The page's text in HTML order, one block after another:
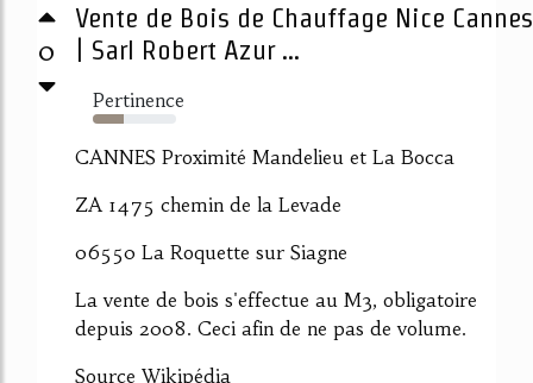
0
Vente de Bois de Chauffage Nice Cannes
| Sarl Robert Azur ...
Pertinence
37%
CANNES Proximité Mandelieu et La Bocca
ZA 1475 chemin de la Levade
06550 La Roquette sur Siagne
La vente de bois s'effectue au M3, obligatoire
depuis 2008. Ceci afin de ne pas de volume.
Source Wikipédia